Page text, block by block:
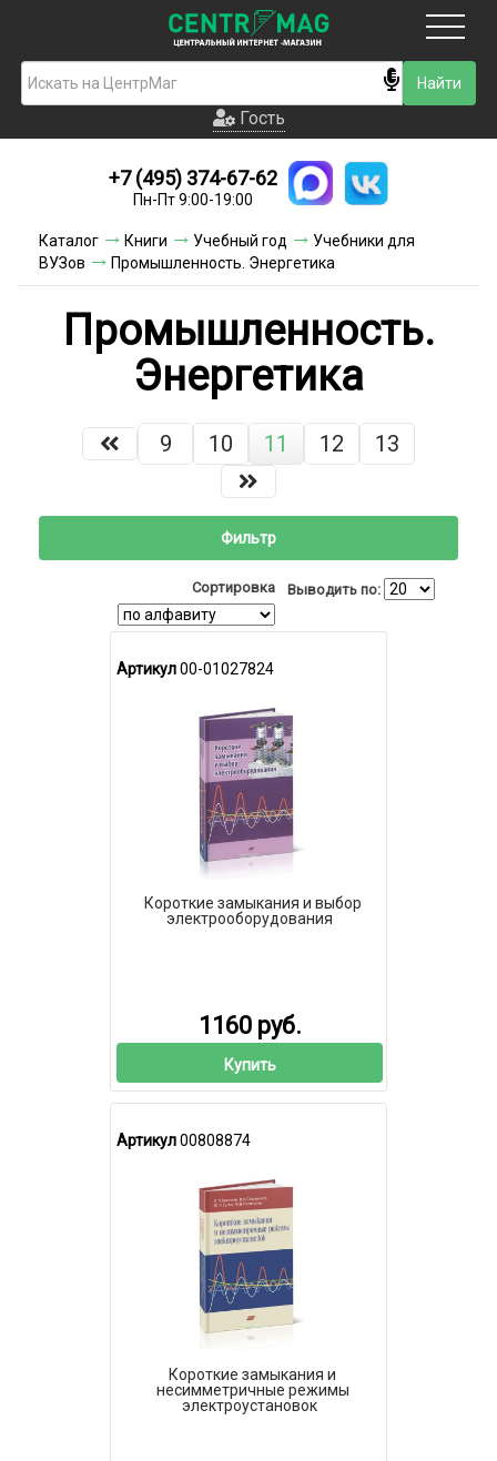
Гость
Новинки
Условия доставки
Контакты
Акции и скидки
Гость
+7 (495) 374-67-62
Пн-Пт 9:00-19:00
Каталог Книги Учебный год
Учебники для
ВУЗов
Промышленность. Энергетика
Промышленность.
Энергетика
9 10 11 12 13
Фильтр
Сортировка Выводить по:
Артикул00-01027824
Короткие замыкания и выбор
электрооборудования
1160 руб.
Купить
Артикул00808874
Короткие замыкания и
несимметричные режимы
электроустановок